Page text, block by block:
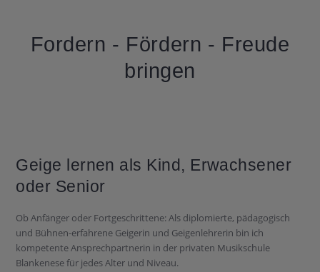
Fordern - Fördern - Freude
bringen
Geige lernen als Kind, Erwachsener
oder Senior
Ob Anfänger oder Fortgeschrittene: Als diplomierte, pädagogisch
und Bühnen-erfahrene Geigerin und Geigenlehrerin bin ich
kompetente Ansprechpartnerin in der privaten Musikschule
Blankenese für jedes Alter und Niveau.